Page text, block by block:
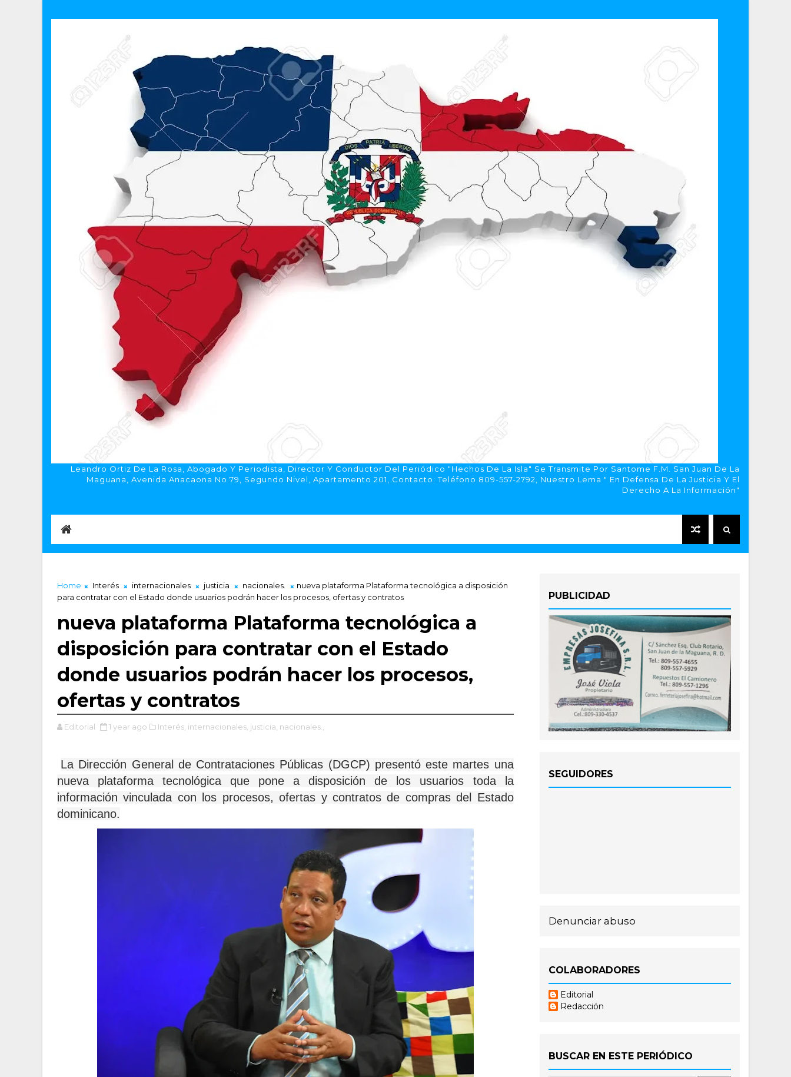
Leandro Ortiz De La Rosa, Abogado Y Periodista, Director Y Conductor Del Periódico "Hechos De La Isla" Se Transmite Por Santome F.M. San Juan De La
Maguana, Avenida Anacaona No.79, Segundo Nivel, Apartamento 201, Contacto: Teléfono 809-557-2792, Nuestro Lema " En Defensa De La Justicia Y El
Derecho A La Información"
Home Interés internacionales justicia nacionales.
nueva plataforma Plataforma tecnológica a disposición
para contratar con el Estado donde usuarios podrán hacer los procesos, ofertas y contratos
nueva plataforma Plataforma tecnológica a
disposición para contratar con el Estado
donde usuarios podrán hacer los procesos,
ofertas y contratos
Editorial 1 year ago Interés, internacionales, justicia, nacionales.,
La Dirección General de Contrataciones Públicas (DGCP) presentó este martes una
nueva plataforma tecnológica que pone a disposición de los usuarios toda la
información vinculada con los procesos, ofertas y contratos de compras del Estado
dominicano.
PUBLICIDAD
SEGUIDORES
Denunciar abuso
COLABORADORES
Editorial
Redacción
BUSCAR EN ESTE PERIÓDICO